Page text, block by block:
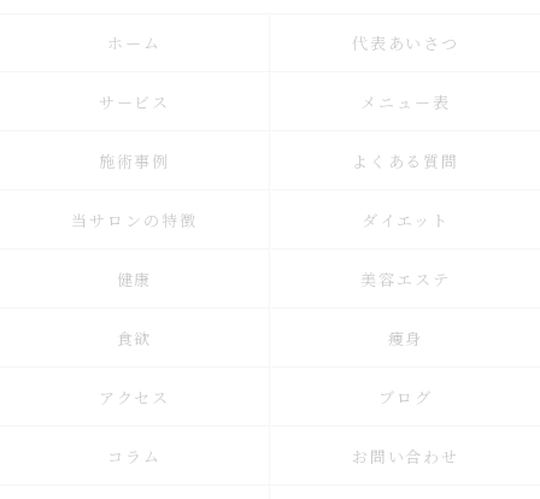
ホーム 代表あいさつ
サービス メニュー表
施術事例 よくある質問
当サロンの特徴 ダイエット
健康 美容エステ
食欲 痩身
アクセス ブログ
コラム お問い合わせ